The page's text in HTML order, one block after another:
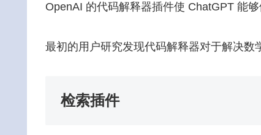
OpenAI 的代码解释器插件使 ChatGPT 能
最初的用户研究发现代码解释器对于解决数
检索插件